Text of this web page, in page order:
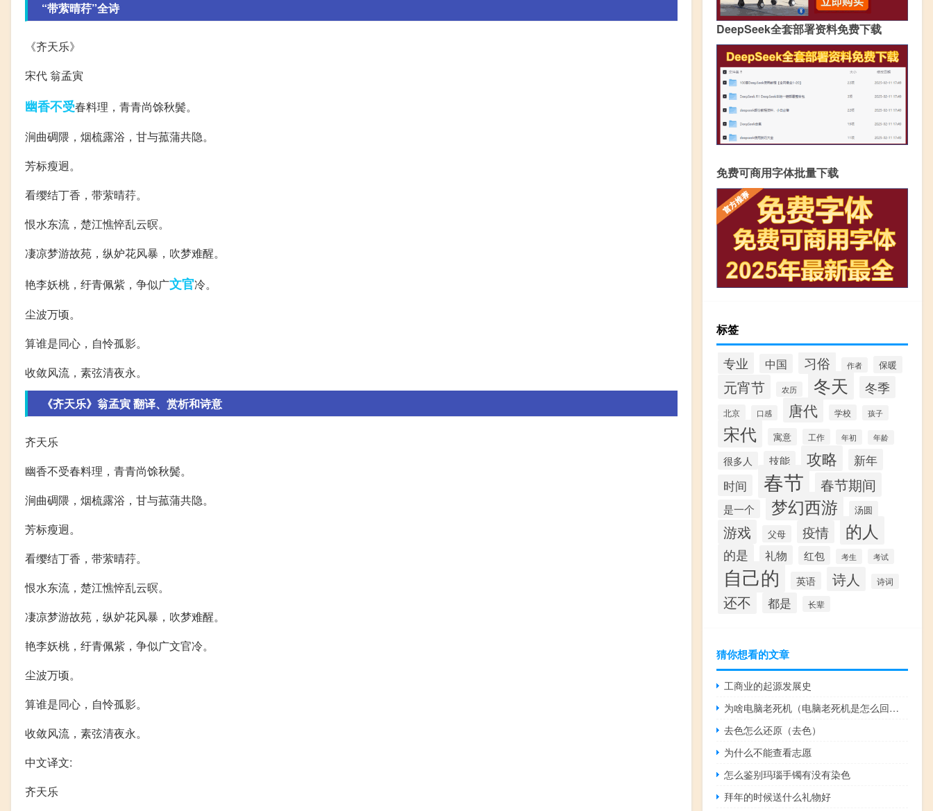
“带萦晴荇”全诗
《齐天乐》
宋代 翁孟寅
幽香不受春料理，青青尚馀秋鬓。
涧曲碉隈，烟梳露浴，甘与菰蒲共隐。
芳标瘦迥。
看缨结丁香，带萦晴荇。
恨水东流，楚江憔悴乱云暝。
凄凉梦游故苑，纵妒花风暴，吹梦难醒。
艳李妖桃，纡青佩紫，争似广文官冷。
尘波万顷。
算谁是同心，自怜孤影。
收敛风流，素弦清夜永。
《齐天乐》翁孟寅 翻译、赏析和诗意
齐天乐
幽香不受春料理，青青尚馀秋鬓。
涧曲碉隈，烟梳露浴，甘与菰蒲共隐。
芳标瘦迥。
看缨结丁香，带萦晴荇。
恨水东流，楚江憔悴乱云暝。
凄凉梦游故苑，纵妒花风暴，吹梦难醒。
艳李妖桃，纡青佩紫，争似广文官冷。
尘波万顷。
算谁是同心，自怜孤影。
收敛风流，素弦清夜永。
中文译文:
齐天乐
DeepSeek全套部署资料免费下载
免费可商用字体批量下载
标签
专业 中国 习俗 作者 保暖
元宵节 农历 冬天 冬季
北京 口感 唐代 学校 孩子
宋代 寓意 工作 年初 年龄
很多人 技能 攻略
新年
时间
春节 春节期间
是一个 梦幻西游 汤圆
游戏 父母 疫情 的人
的是 礼物 红包 考生 考试
自己的 英语 诗人 诗词
还不 都是 长辈
猜你想看的文章
工商业的起源发展史
为啥电脑老死机（电脑老死机是怎么回事）
去色怎么还原（去色）
为什么不能查看志愿
怎么鉴别玛瑙手镯有没有染色
拜年的时候送什么礼物好